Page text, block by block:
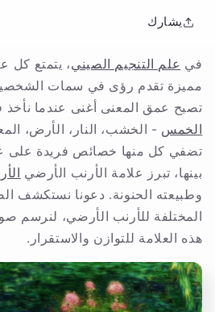
يشارك
في علم التنجيم الصيني، يتمتع كل
مميزة تقدم رؤى في سمات
تصبح عمق المعنى أغنى عندما نأخذ
الخمس - الخشب، النار، الأرض،
تضفي كل منها خصائص فريدة على
بينها، تبرز علامة الأرنب الأرضي
وطبيعته الحنونة. دعونا نستكشف
المختلفة للأرنب الأرضي، لنرسم
هذه العلامة للتوازن والاستقرار.